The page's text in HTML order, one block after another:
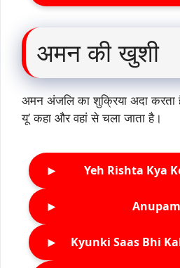
अमन की खुशी
अमन अंजलि का शुक्रिया अदा
यू’ कहा और वहां से चला जाता है।
► Yeh Rishta Kya
►
► Kyunki Saas Bhi